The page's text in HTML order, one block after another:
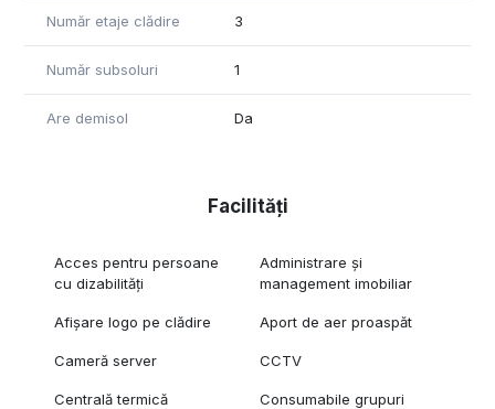
Număr etaje clădire 3
Număr subsoluri 1
Are demisol Da
Facilități
Acces pentru persoane
cu dizabilități
Administrare și
management imobiliar
Afișare logo pe clădire Aport de aer proaspăt
Cameră server CCTV
Centrală termică
Consumabile grupuri